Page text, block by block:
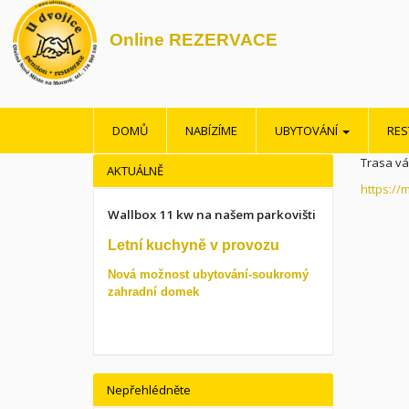
Online REZERVACE
DOMŮ NABÍZÍME UBYTOVÁNÍ
Trasa
https://
AKTUÁLNĚ
Wallbox 11 kw na našem parkovišti
Letní kuchyně v provozu
Nová možnost ubytování-soukromý
zahradní domek
Nepřehlédněte